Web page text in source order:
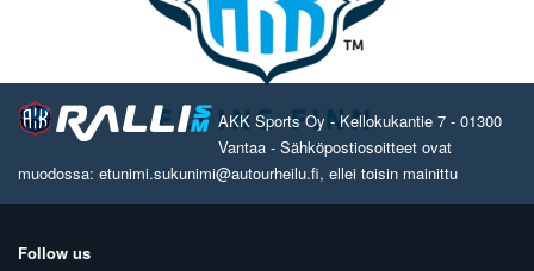
AKK Sports Oy - Kellokukantie 7 - 01300
Vantaa - Sähköpostiosoitteet ovat
muodossa: etunimi.sukunimi@autourheilu.fi, ellei toisin mainittu
Follow us